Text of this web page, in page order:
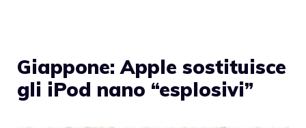
Giappone: Apple sostituisce
gli iPod nano “esplosivi”